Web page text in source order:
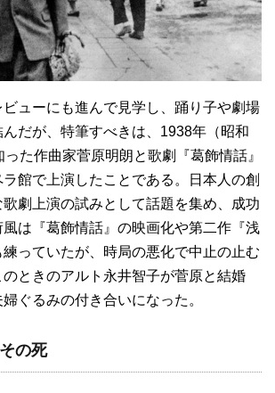
ューにも進んで見学し、踊り子や劇場
だが、特筆すべきは、1938年（昭和
た作曲家菅原明朗と歌劇『葛飾情話』
館で上演したことである。日本人の創
劇上演の試みとして話題を集め、成功
は『葛飾情話』の映画化や第二作『浅
っていたが、時局の悪化で中止の止む
ときのアルト永井智子が菅原と結婚
ぐるみの付き合いになった。
の死